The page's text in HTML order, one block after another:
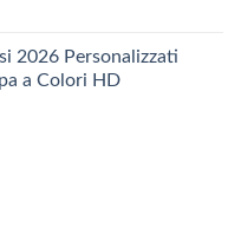
2026 Personalizzati
a Colori HD